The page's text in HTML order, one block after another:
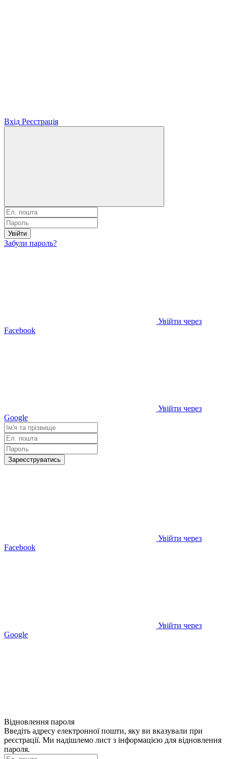
Вхід Реєстрація
Увійти
Забули пароль?
Увійти через
Facebook
Увійти через
Google
Зареєструватись
Увійти через
Facebook
Увійти через
Google
Відновлення пароля
Введіть адресу електронної пошти, яку ви вказували при
реєстрації. Ми надішлемо лист з інформацією для відновлення
пароля.